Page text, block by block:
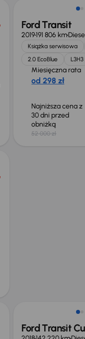
Ford Transit
2019191 806 km
Książka serwisowa
2.0 EcoBlue
L3H3
Miesięczna rata
od 298 zł
Najniższa cena z
30 dni przed
obniżką
52 000 zł
Ford Transit